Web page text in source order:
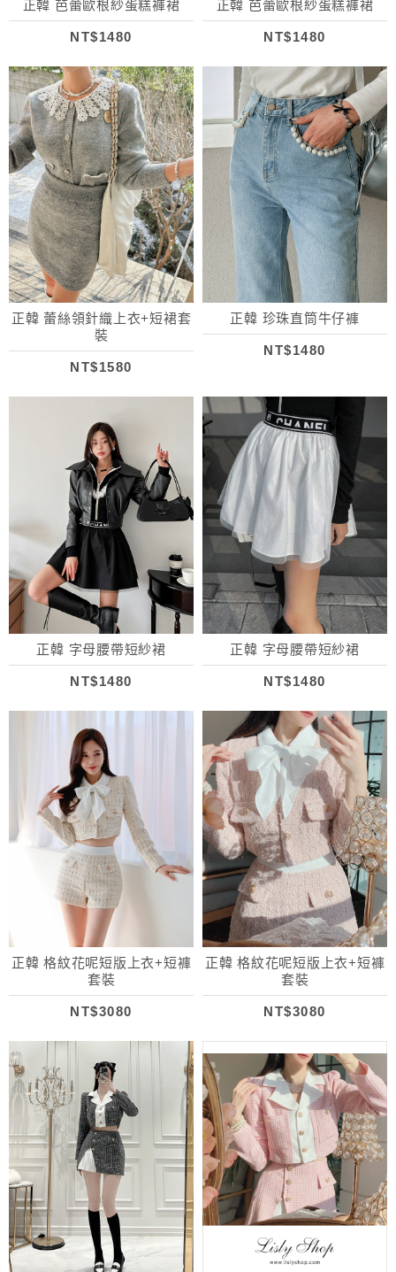
正韓 芭蕾歐根紗蛋糕褲裙
NT$1480
正韓 芭蕾歐根紗蛋糕褲裙
NT$1480
正韓 蕾絲領針織上衣+短裙套
裝
NT$1580
正韓 珍珠直筒牛仔褲
NT$1480
正韓 字母腰帶短紗裙
NT$1480
正韓 字母腰帶短紗裙
NT$1480
正韓 格紋花呢短版上衣+短褲
套裝
NT$3080
正韓 格紋花呢短版上衣+短褲
套裝
NT$3080